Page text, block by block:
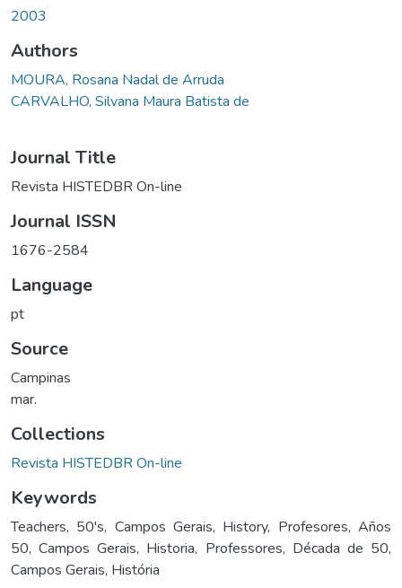
2003
Authors
MOURA, Rosana Nadal de Arruda
CARVALHO, Silvana Maura Batista de
Journal Title
Revista HISTEDBR On-line
Journal ISSN
1676-2584
Language
pt
Source
Campinas
mar.
Collections
Revista HISTEDBR On-line
Keywords
Teachers, 50's, Campos Gerais, History, Profesores,Años
50,Campos Gerais, Historia, Professores, Década de 50,
Campos Gerais, História